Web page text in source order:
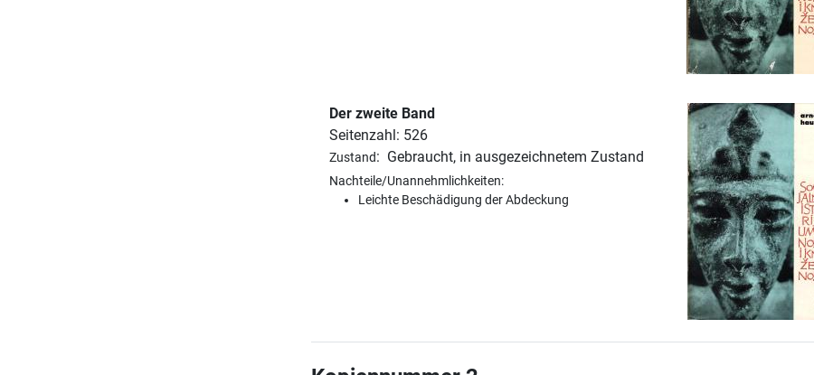
Der zweite Band
Seitenzahl: 526
Zustand: Gebraucht, in ausgezeichnetem Zustand
Nachteile/Unannehmlichkeiten:
Leichte Beschädigung der Abdeckung